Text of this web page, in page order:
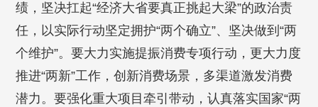
绩，坚决扛起“经济大省要真正挑起大梁”的政治责
任，以实际行动坚定拥护“两个确立”、坚决做到“两
个维护”。要大力实施提振消费专项行动，更大力度
推进“两新”工作，创新消费场景，多渠道激发消费
潜力。要强化重大项目牵引带动，认真落实国家“两